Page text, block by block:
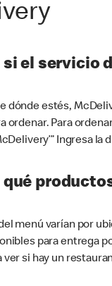
si el servicio
dónde estés,
ordenar. Para
Ingresa
qué
menú varían por
para entrega
ver si hay un